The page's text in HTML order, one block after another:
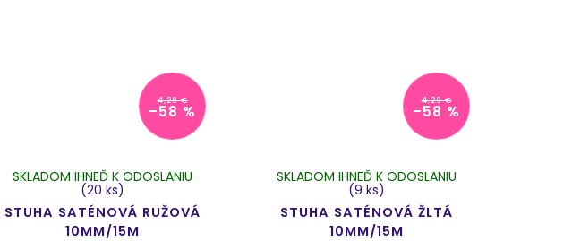
4,29 €
–58 %
STUHA SATÉNOVÁ RUŽOVÁ
10MM/15M
SKLADOM IHNEĎ K ODOSLANIU
(20 ks)
4,29 €
–58 %
STUHA SATÉNOVÁ ŽLTÁ
10MM/15M
SKLADOM IHNEĎ K ODOSLANIU
(9 ks)